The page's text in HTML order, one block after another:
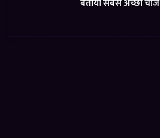
बताया सबसे अच्छी चीज